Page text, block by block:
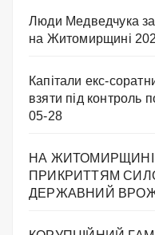
Люди Медведчука
на Житомирщині
Капітали екс-
взяти під контроль
05-28
НА ЖИТОМИРЩИНІ
ПРИКРИТТЯМ
ДЕРЖАВНИЙ